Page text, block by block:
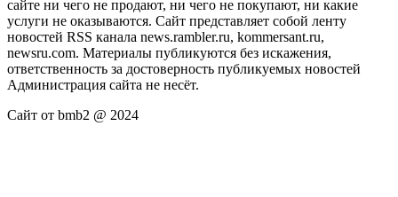
сайте ни чего не продают, ни чего не покупают, ни какие
услуги не оказываются. Сайт представляет собой ленту
новостей RSS канала news.rambler.ru, kommersant.ru,
newsru.com. Материалы публикуются без искажения,
ответственность за достоверность публикуемых новостей
Администрация сайта не несёт.
Сайт от bmb2 @ 2024